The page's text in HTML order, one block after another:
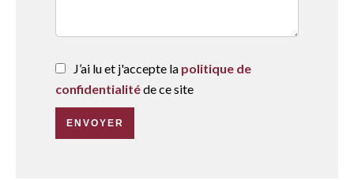
J’ai lu et j'accepte la politique de
confidentialitéde ce site
ENVOYER